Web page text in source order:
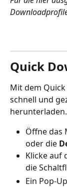
Quick
Mit dem
schnell und
herunterladen.
Öffne das
oder die
Klicke auf
die
Ein Pop-